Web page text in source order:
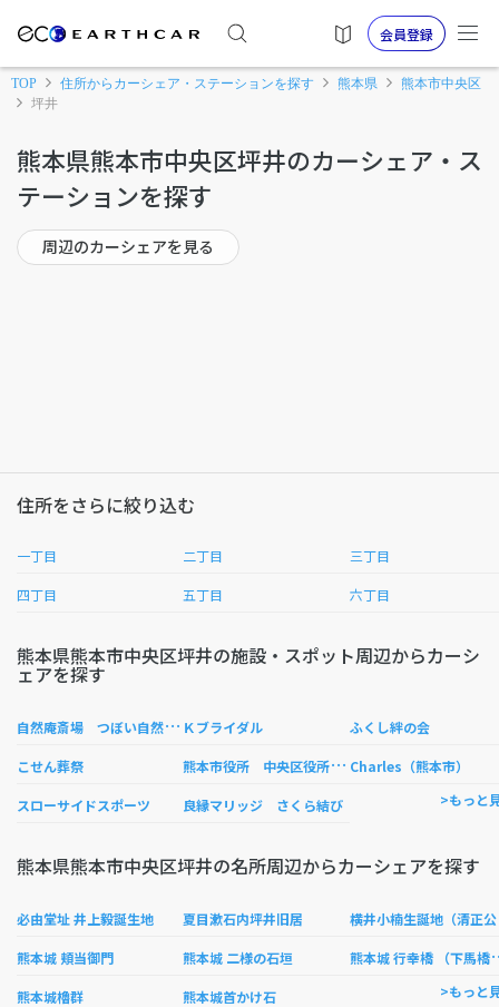
会員登録
TOP 住所からカーシェア・ステーションを探す 熊本県
熊本市中央区
坪井
熊本県熊本市中央区坪井のカーシェア・ス
テーションを探す
周辺のカーシェアを見る
住所をさらに絞り込む
一丁目 二丁目 三丁目
四丁目 五丁目 六丁目
熊本県熊本市中央区坪井の施設・スポット周辺からカーシ
ェアを探す
自
然庵斎場 つぼい自然庵斎場 Ｋブライダル ふくし絆の会
こせん葬祭 熊
本市役所 中央区役所中央区役所関係機関碩台地域コミュニティセンター Charles（熊本市）
スローサイドスポーツ 良縁マリッジ さくら結び >もっと
熊本県熊本市中央区坪井の名所周辺からカーシェアを探す
必由堂址 井上毅誕生地 夏目漱石内坪井旧居 井
熊本城 頬当御門 熊本城 二様の石垣 本城 行
熊本城櫓群 熊本城首かけ石 >もっと